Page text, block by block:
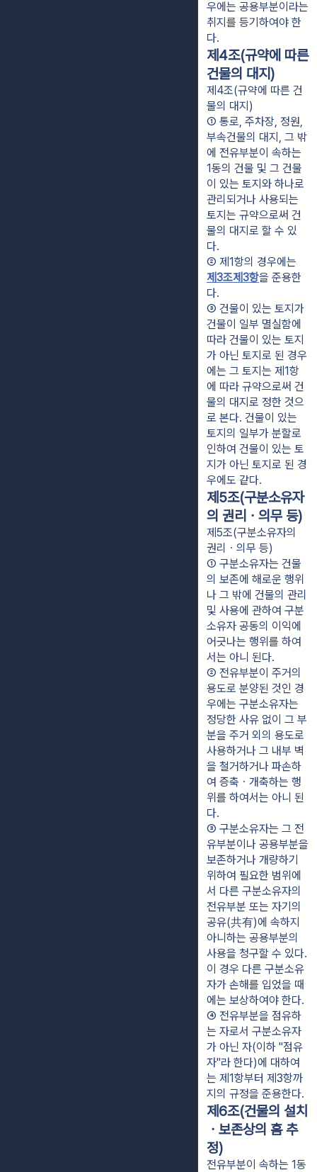
우에는 공용부분이라는
취지를 등기하여야 한
다.
제4조(규약에 따른
건물의 대지)
제4조(규약에 따른 건
물의 대지)
① 통로, 주차장, 정원,
부속건물의 대지, 그 밖
에 전유부분이 속하는
1동의 건물 및 그 건물
이 있는 토지와 하나로
관리되거나 사용되는
토지는 규약으로써 건
물의 대지로 할 수 있
다.
제3조제3항을 준용한
다.
③ 건물이 있는 토지가
건물이 일부 멸실함에
따라 건물이 있는 토지
가 아닌 토지로 된 경우
에는 그 토지는 제1항
에 따라 규약으로써 건
물의 대지로 정한 것으
로 본다. 건물이 있는
토지의 일부가 분할로
인하여 건물이 있는 토
지가 아닌 토지로 된 경
우에도 같다.
제5조(구분소유자
의 권리ㆍ의무 등)
제5조(구분소유자의
권리ㆍ의무 등)
① 구분소유자는 건물
의 보존에 해로운 행위
나 그 밖에 건물의 관리
및 사용에 관하여 구분
소유자 공동의 이익에
어긋나는 행위를 하여
서는 아니 된다.
② 전유부분이 주거의
용도로 분양된 것인 경
우에는 구분소유자는
정당한 사유 없이 그 부
분을 주거 외의 용도로
사용하거나 그 내부 벽
을 철거하거나 파손하
여 증축ㆍ개축하는 행
위를 하여서는 아니 된
다.
③ 구분소유자는 그 전
유부분이나 공용부분을
보존하거나 개량하기
위하여 필요한 범위에
서 다른 구분소유자의
전유부분 또는 자기의
공유(共有)에 속하지
아니하는 공용부분의
사용을 청구할 수 있다.
이 경우 다른 구분소유
자가 손해를 입었을 때
에는 보상하여야 한다.
④ 전유부분을 점유하
는 자로서 구분소유자
가 아닌 자(이하 "점유
자"라 한다)에 대하여
는 제1항부터 제3항까
지의 규정을 준용한다.
제6조(건물의 설치
ㆍ보존상의 흠 추
정)
전유부분이 속하는 1동